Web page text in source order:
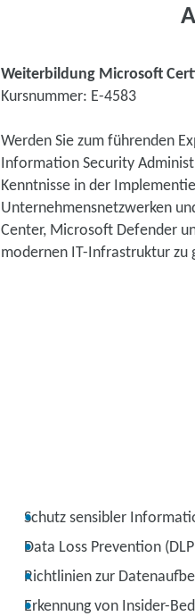
Weiterbildung Microsoft
Kursnummer: E-4583
Werden Sie zum führenden
Information Security
Kenntnisse in der
Unternehmensnetzwerken
Center, Microsoft Defender
modernen IT-Infrastruktur zu
Schutz sensibler
Data Loss Prevention
Richtlinien zur
Erkennung von Insider-